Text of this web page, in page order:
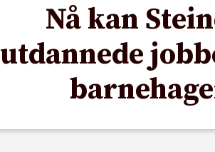
Nå kan
utdannede